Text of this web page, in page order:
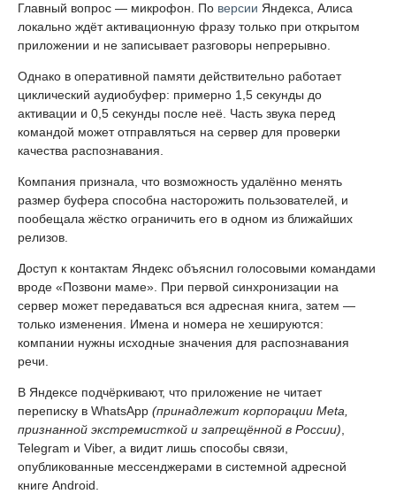
Главный вопрос — микрофон. По версии Яндекса, Алиса
локально ждёт активационную фразу только при открытом
приложении и не записывает разговоры непрерывно.
Однако в оперативной памяти действительно работает
циклический аудиобуфер: примерно 1,5 секунды до
активации и 0,5 секунды после неё. Часть звука перед
командой может отправляться на сервер для проверки
качества распознавания.
Компания признала, что возможность удалённо менять
размер буфера способна насторожить пользователей, и
пообещала жёстко ограничить его в одном из ближайших
релизов.
Доступ к контактам Яндекс объяснил голосовыми командами
вроде «Позвони маме». При первой синхронизации на
сервер может передаваться вся адресная книга, затем —
только изменения. Имена и номера не хешируются:
компании нужны исходные значения для распознавания
речи.
В Яндексе подчёркивают, что приложение не читает
переписку в WhatsApp (принадлежит корпорации Meta,
признанной экстремисткой и запрещённой в России),
Telegram и Viber, а видит лишь способы связи,
опубликованные мессенджерами в системной адресной
книге Android.